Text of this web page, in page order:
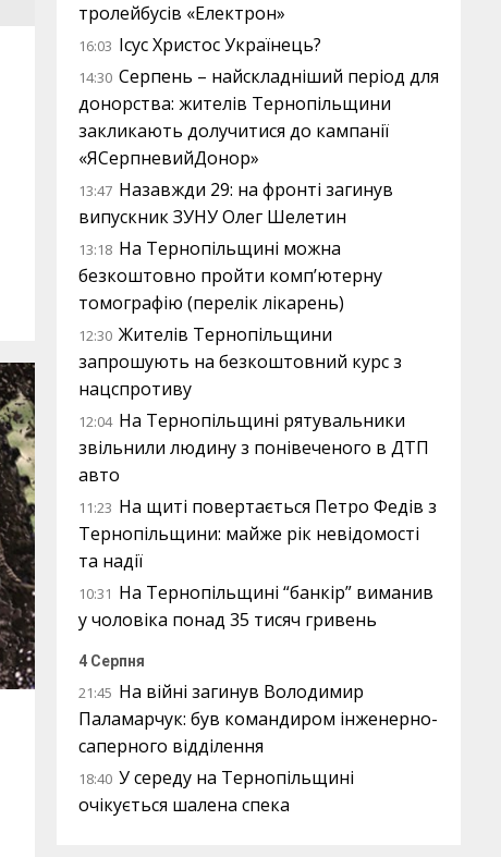
тролейбусів «Електрон»
16:03 Ісус Христос Українець?
14:30 Серпень – найскладніший період для
донорства: жителів Тернопільщини
закликають долучитися до кампанії
«ЯСерпневийДонор»
13:47 Назавжди 29: на фронті загинув
випускник ЗУНУ Олег Шелетин
13:18 На Тернопільщині можна
безкоштовно пройти комп’ютерну
томографію (перелік лікарень)
12:30 Жителів Тернопільщини
запрошують на безкоштовний курс з
нацспротиву
12:04 На Тернопільщині рятувальники
звільнили людину з понівеченого в ДТП
авто
11:23 На щиті повертається Петро Федів з
Тернопільщини: майже рік невідомості
та надії
10:31 На Тернопільщині “банкір” виманив
у чоловіка понад 35 тисяч гривень
4 Серпня
21:45 На війні загинув Володимир
Паламарчук: був командиром інженерно-
саперного відділення
18:40 У середу на Тернопільщині
очікується шалена спека